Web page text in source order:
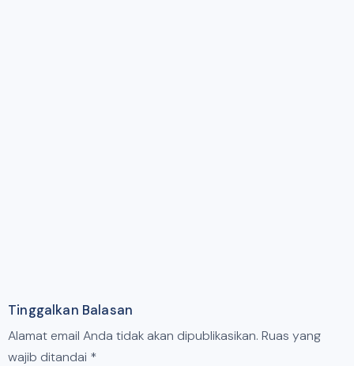
Tinggalkan Balasan
Alamat email Anda tidak akan dipublikasikan. Ruas yang
wajib ditandai *